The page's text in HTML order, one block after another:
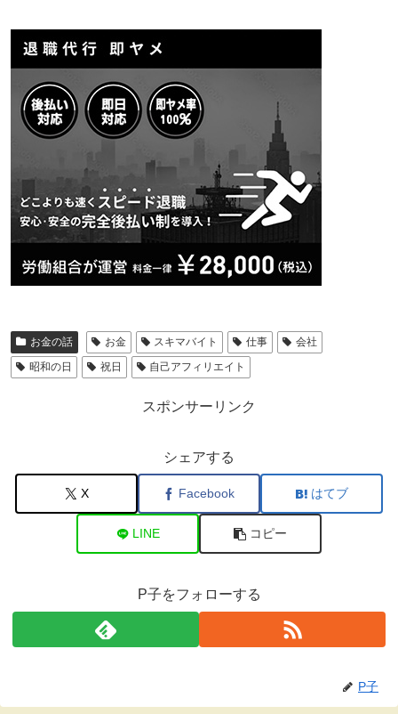
お金の話 お金 スキマバイト 仕事
会社
昭和の日
祝日 自己アフィリエイト
スポンサーリンク
シェアする
X Facebook はてブ
LINE コピー
P子をフォローする
P子